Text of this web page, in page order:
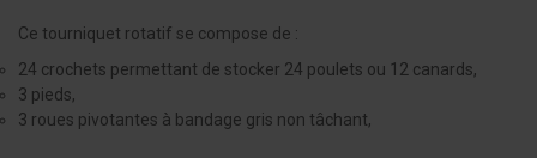
Ce tourniquet rotatif se compose de :
24 crochets permettant de stocker 24 poulets ou 12 canards,
3 pieds,
3 roues pivotantes à bandage gris non tâchant,